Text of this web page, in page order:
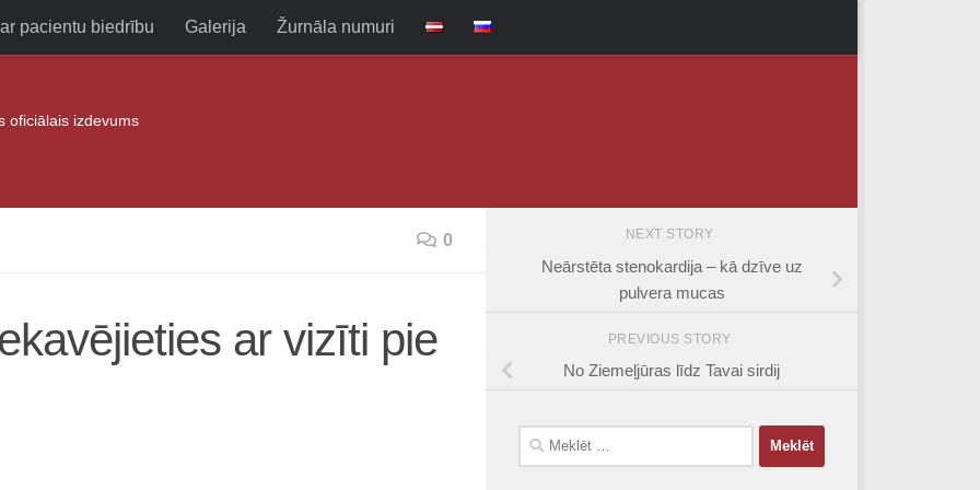
pacientu biedrību Galerija Žurnāla numuri
oficiālais izdevums
0
ar vizīti pie
NEXT STORY
Neārstēta stenokardija – kā dzīve uz
pulvera mucas
PREVIOUS STORY
No Ziemeļjūras līdz Tavai sirdij
Meklēt: